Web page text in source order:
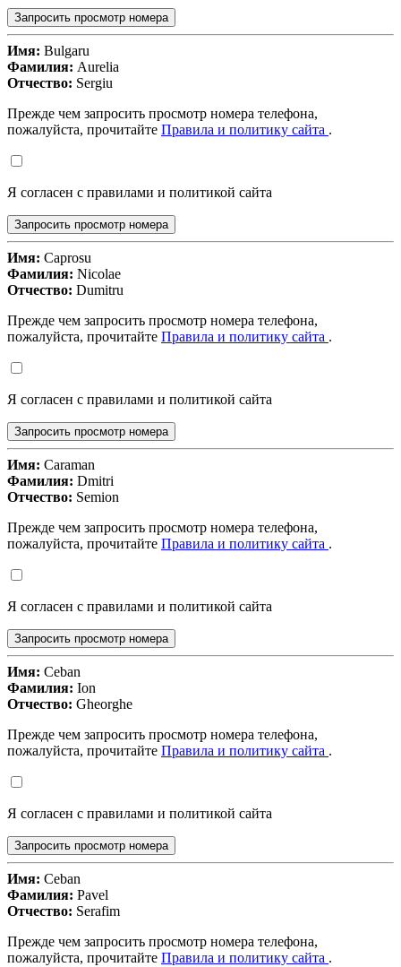
Запросить просмотр номера
Имя: Bulgaru
Фамилия: Aurelia
Отчество: Sergiu
Прежде чем запросить просмотр номера телефона,
пожалуйста, прочитайте Правила и политику сайта .
Я согласен с правилами и политикой сайта
Запросить просмотр номера
Имя: Caprosu
Фамилия: Nicolae
Отчество: Dumitru
Прежде чем запросить просмотр номера телефона,
пожалуйста, прочитайте Правила и политику сайта .
Я согласен с правилами и политикой сайта
Запросить просмотр номера
Имя: Caraman
Фамилия: Dmitri
Отчество: Semion
Прежде чем запросить просмотр номера телефона,
пожалуйста, прочитайте Правила и политику сайта .
Я согласен с правилами и политикой сайта
Запросить просмотр номера
Имя: Ceban
Фамилия: Ion
Отчество: Gheorghe
Прежде чем запросить просмотр номера телефона,
пожалуйста, прочитайте Правила и политику сайта .
Я согласен с правилами и политикой сайта
Запросить просмотр номера
Имя: Ceban
Фамилия: Pavel
Отчество: Serafim
Прежде чем запросить просмотр номера телефона,
пожалуйста, прочитайте Правила и политику сайта .